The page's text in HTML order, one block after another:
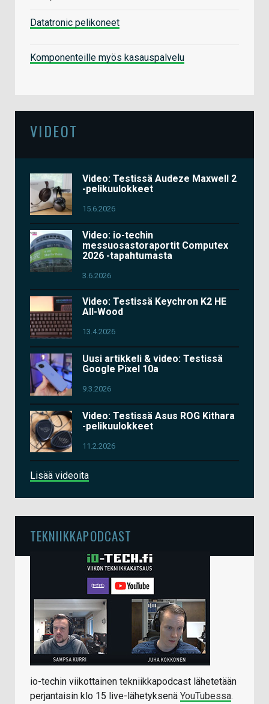
Datatronic pelikoneet
Komponenteille myös kasauspalvelu
VIDEOT
Video: Testissä Audeze Maxwell 2
-pelikuulokkeet
15.6.2026
Video: io-techin
messuosastoraportit Computex
2026 -tapahtumasta
3.6.2026
Video: Testissä Keychron K2 HE
All-Wood
13.4.2026
Uusi artikkeli & video: Testissä
Google Pixel 10a
9.3.2026
Video: Testissä Asus ROG Kithara
-pelikuulokkeet
11.2.2026
Lisää videoita
TEKNIIKKAPODCAST
io-techin viikottainen tekniikkapodcast lähetetään
perjantaisin klo 15 live-lähetyksenä YouTubessa.